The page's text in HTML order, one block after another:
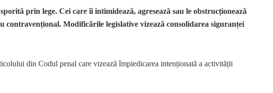
prin lege. Cei care îi intimidează, agresează sau le obstrucționează
contravențional. Modificările legislative vizează consolidarea siguranței
din Codul penal care vizează împiedicarea intenționată a activității